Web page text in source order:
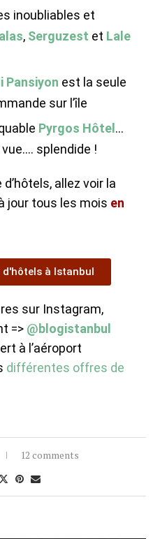
inoubliables et
, Serguzest et Lale
Pansiyon est la seule
sur l’île
Pyrgos Hôtel…
splendide !
allez voir la
jour tous les mois en
à Istanbul
sur Instagram,
=> @blogistanbul
à l’aéroport
différentes offres de
12 comments